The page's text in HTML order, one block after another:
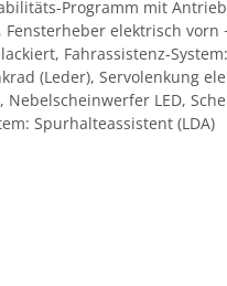
Programm mit
elektrisch
Fahrassistenz-System:
(Leder), Servolenkung
LED,
Spurhalteassistent (LDA)